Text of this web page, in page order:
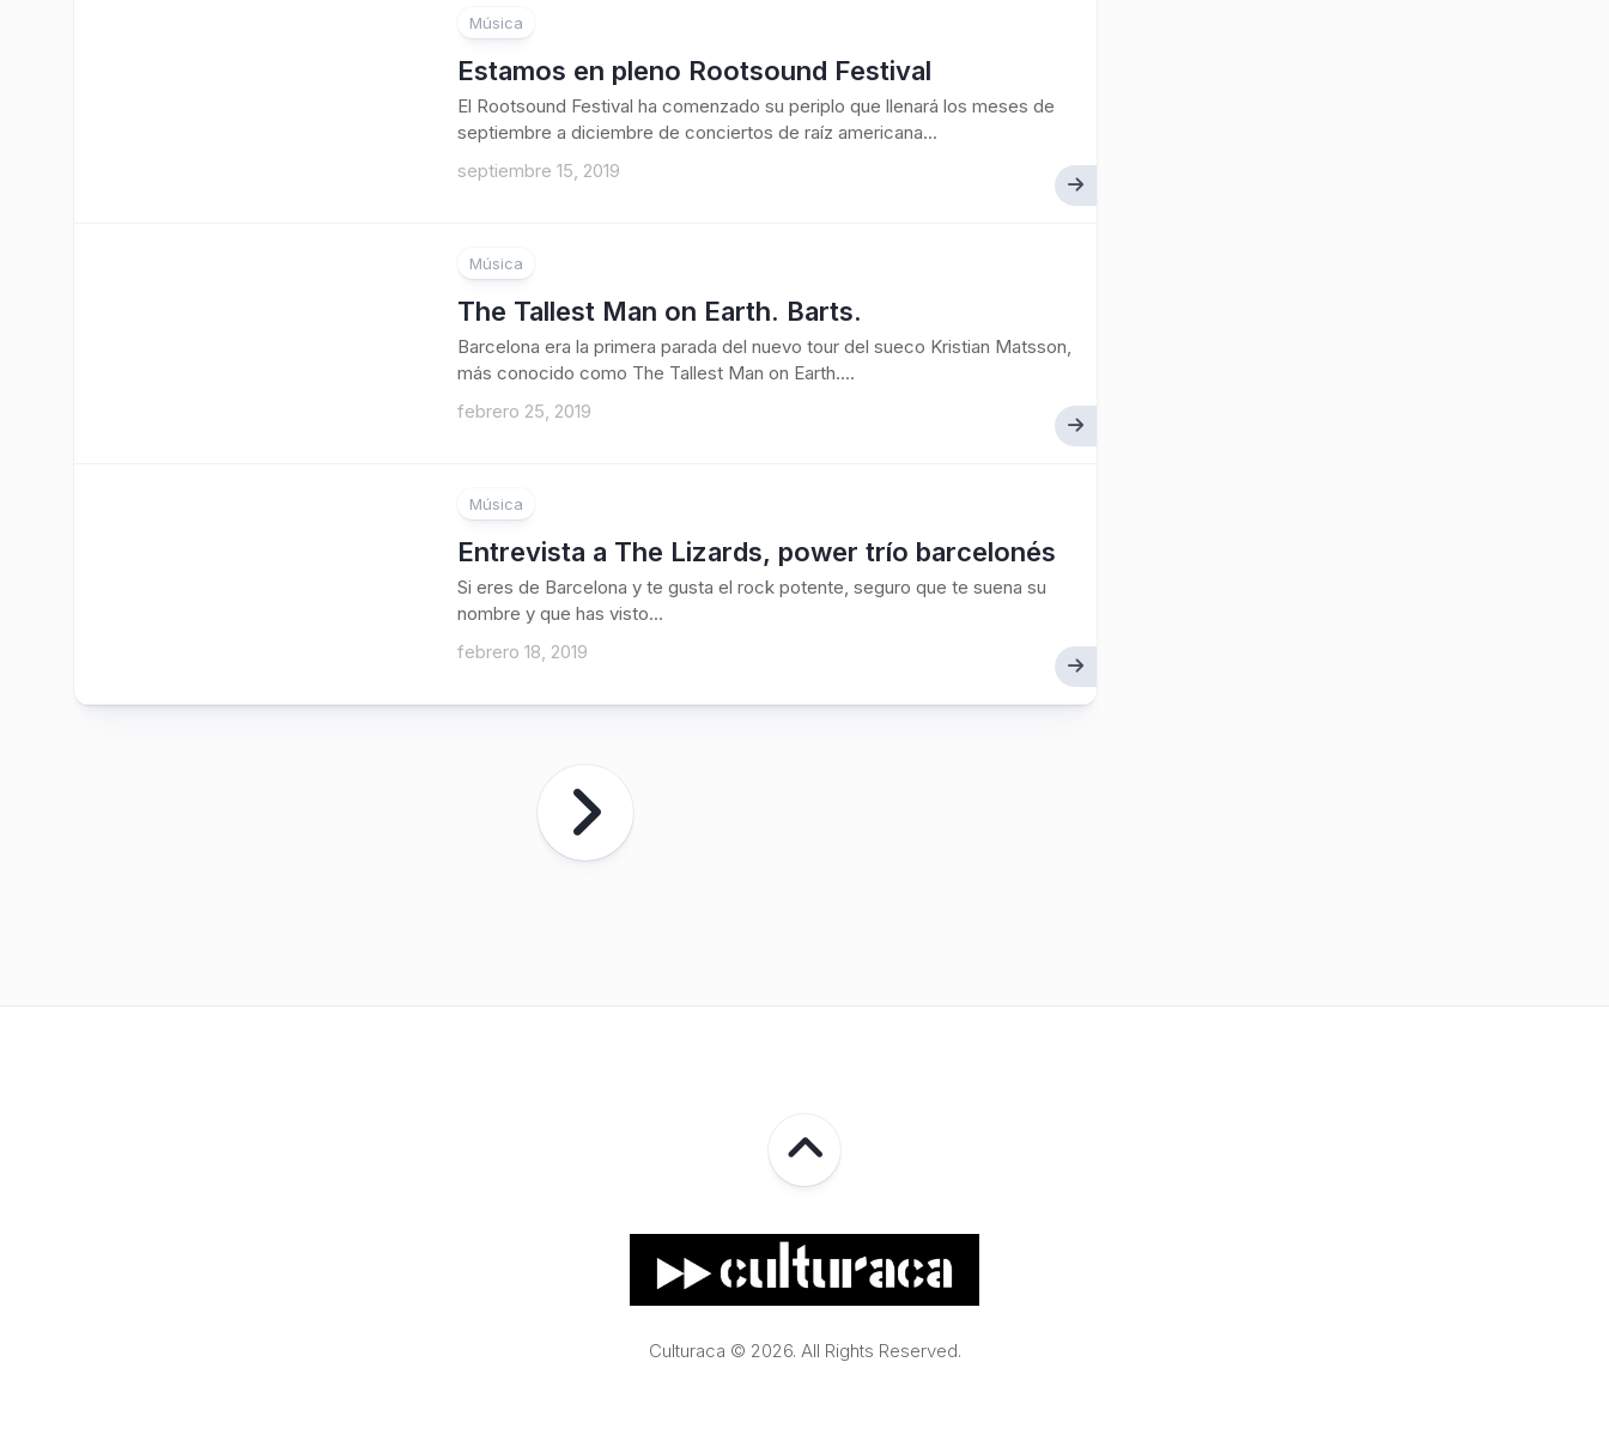
Música
Estamos en pleno Rootsound Festival
El Rootsound Festival ha comenzado su periplo que llenará los meses de
septiembre a diciembre de conciertos de raíz americana...
septiembre 15, 2019
Música
The Tallest Man on Earth. Barts.
Barcelona era la primera parada del nuevo tour del sueco Kristian Matsson,
más conocido como The Tallest Man on Earth....
febrero 25, 2019
Música
Entrevista a The Lizards, power trío barcelonés
Si eres de Barcelona y te gusta el rock potente, seguro que te suena su
nombre y que has visto...
febrero 18, 2019
Culturaca © 2026. All Rights Reserved.